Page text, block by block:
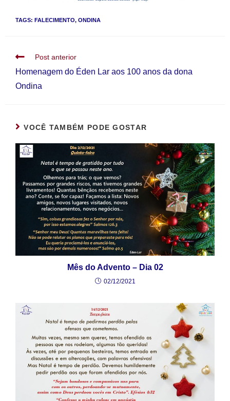
TAGS: FALECIMENTO, ONDINA
Post anterior
Homenagem do Éden Lar aos 100 anos da dona
Ondina
VOCÊ TAMBÉM PODE GOSTAR
Mês do Advento – Dia 02
02/12/2021